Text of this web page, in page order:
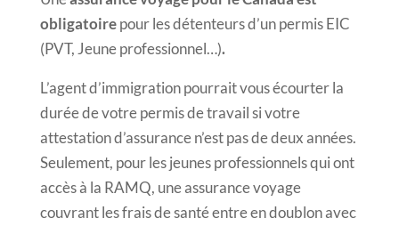
obligatoirepour les détenteurs d’un permis EIC
(PVT, Jeune professionnel…).
L’agent d’immigration pourrait vous écourter la
durée de votre permis de travail si votre
attestation d’assurance n’est pas de deux années.
Seulement, pour les jeunes professionnels qui ont
accès à la RAMQ, une assurance voyage
couvrant les frais de santé entre en doublon avec